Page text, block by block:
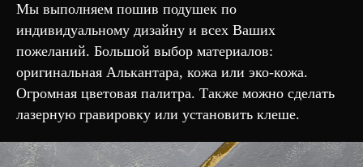
Мы выполняем пошив подушек по
индивидуальному дизайну и всех Ваших
пожеланий. Большой выбор материалов:
оригинальная Алькантара, кожа или эко-кожа.
Огромная цветовая палитра. Также можно сделать
лазерную гравировку или установить клеше.